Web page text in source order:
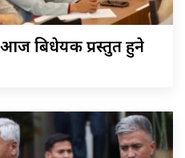
आज बिधेयक प्रस्तुत हुने